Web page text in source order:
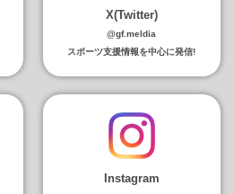
X(Twitter)
@gf.meldia
スポーツ支援情報を中心に発信!
Instagram